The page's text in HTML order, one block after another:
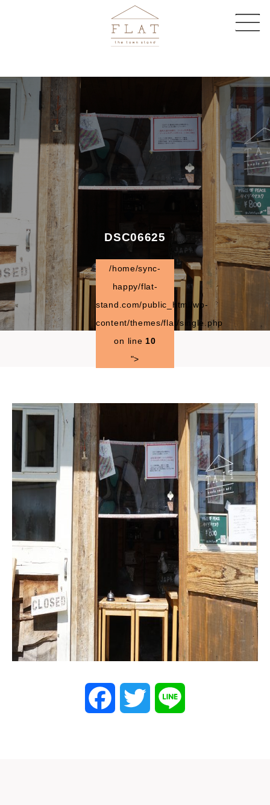
CAFE
SHARE SPACE
CONTACT
DSC06625
/home/sync-
happy/flat-
stand.com/public_html/wp-
content/themes/flat/single.php
on line 10
">
Facebook Twitter